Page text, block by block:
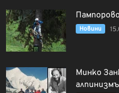
Новини
Минко